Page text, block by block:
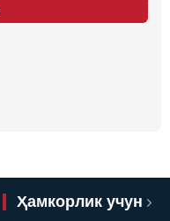
Ҳамкорлик учун